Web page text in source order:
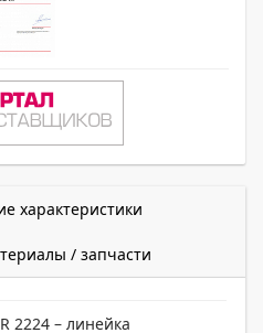
характеристики
/ запчасти
2224 – линейка